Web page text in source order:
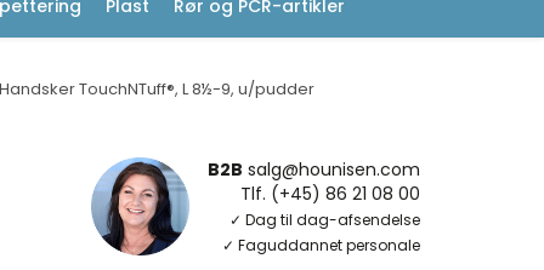
Plast Rør og PCR-artikler
Handsker TouchNTuff®, L 8½-9, u/pudder
B2B salg@hounisen.com
Tlf. (+45) 86 21 08 00
✓ Dag til dag-afsendelse
✓ Faguddannet personale